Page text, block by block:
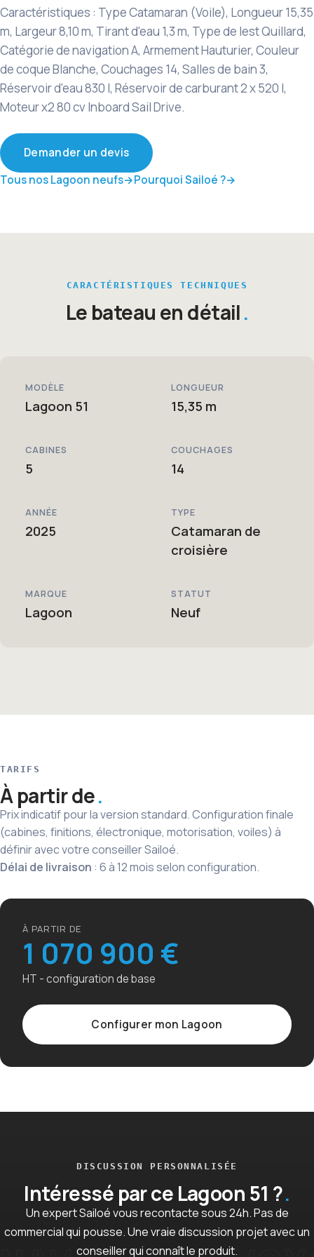
Caractéristiques : Type Catamaran (Voile), Longueur 15,35
m, Largeur 8,10 m, Tirant d'eau 1,3 m, Type de lest Quillard,
Catégorie de navigation A, Armement Hauturier, Couleur
de coque Blanche, Couchages 14, Salles de bain 3,
Réservoir d'eau 830 l, Réservoir de carburant 2 x 520 l,
Moteur x2 80 cv Inboard Sail Drive.
Demander un devis
Tous nos Lagoon neufs
Pourquoi Sailoé ?
CARACTÉRISTIQUES TECHNIQUES
Le bateau en détail
MODÈLE
Lagoon 51
LONGUEUR
15,35 m
CABINES
5
COUCHAGES
14
ANNÉE
2025
TYPE
Catamaran de
croisière
MARQUE
Lagoon
STATUT
Neuf
TARIFS
À partir de
Prix indicatif pour la version standard. Configuration finale
(cabines, finitions, électronique, motorisation, voiles) à
définir avec votre conseiller Sailoé.
Délai de livraison : 6 à 12 mois selon configuration.
À PARTIR DE
1 070 900 €
HT - configuration de base
Configurer mon Lagoon
DISCUSSION PERSONNALISÉE
Intéressé par ce Lagoon 51 ?
Un expert Sailoé vous recontacte sous 24h. Pas de
commercial qui pousse. Une vraie discussion projet avec un
conseiller qui connaît le produit.